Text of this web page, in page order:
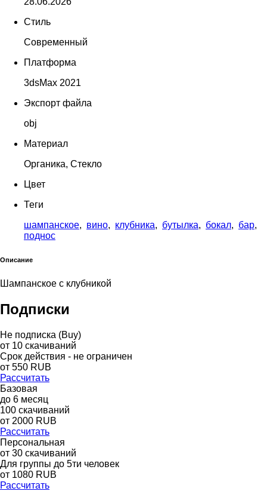
Стиль
Современный
Платформа
3dsMax 2021
Экспорт файла
obj
Материал
Органика, Стекло
Цвет
Теги
шампанское, вино, клубника, бутылка, бокал, бар,
поднос
Описание
Шампанское с клубникой
Подписки
Не подписка (Buy)
от 10 скачиваний
Срок действия - не ограничен
от 550 RUB
Рассчитать
Базовая
до 6 месяц
100 скачиваний
от 2000 RUB
Рассчитать
Персональная
от 30 скачиваний
Для группы до 5ти человек
от 1080 RUB
Рассчитать